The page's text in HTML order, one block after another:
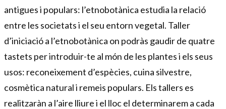
antigues i populars: l’etnobotànica estudia la relació
entre les societats i el seu entorn vegetal. Taller
d’iniciació a l’etnobotànica on podràs gaudir de quatre
tastets per introduir-te al món de les plantes i els seus
usos: reconeixement d’espècies, cuina silvestre,
cosmètica natural i remeis populars. Els tallers es
realitzaràn a l’aire lliure i el lloc el determinarem a cada